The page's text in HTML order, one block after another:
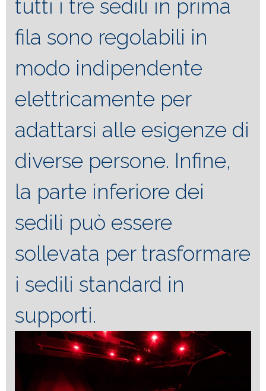
tutti i tre sedili in prima
fila sono regolabili in
modo indipendente
elettricamente per
adattarsi alle esigenze di
diverse persone. Infine,
la parte inferiore dei
sedili può essere
sollevata per trasformare
i sedili standard in
supporti.